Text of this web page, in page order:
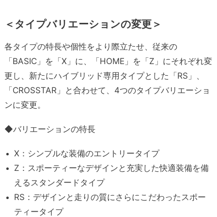
＜タイプバリエーションの変更＞
各タイプの特長や個性をより際立たせ、従来の
「BASIC」を「X」に、「HOME」を「Z」にそれぞれ変
更し、新たにハイブリッド専用タイプとした「RS」、
「CROSSTAR」と合わせて、4つのタイプバリエーショ
ンに変更。
◆バリエーションの特長
X：シンプルな装備のエントリータイプ
Z：スポーティーなデザインと充実した快適装備を備
えるスタンダードタイプ
RS：デザインと走りの質にさらにこだわったスポー
ティータイプ